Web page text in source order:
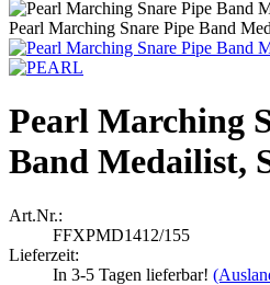
Pearl Marching Snare Pipe Band
Pearl Marching
Band Medailist,
Art.Nr.:
FFXPMD1412/155
Lieferzeit:
In 3-5 Tagen lieferbar!